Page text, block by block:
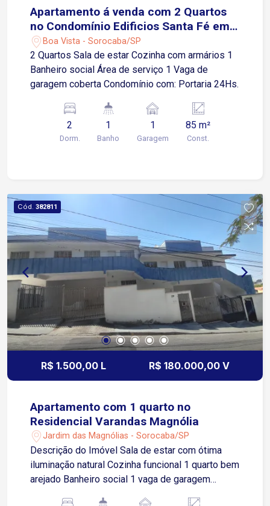
Apartamento á venda com 2 Quartos
no Condomínio Edificios Santa Fé em
Sorocaba -SP
Boa Vista - Sorocaba/SP
2 Quartos Sala de estar Cozinha com armários 1
Banheiro social Área de serviço 1 Vaga de
garagem coberta Condomínio com: Portaria 24Hs.
2
Dorm.
1
Banho
1
Garagem
85 m²
Const.
Cód. 382811
R$ 1.500,00 L R$ 180.000,00 V
Apartamento com 1 quarto no
Residencial Varandas Magnólia
Jardim das Magnólias - Sorocaba/SP
Descrição do Imóvel Sala de estar com ótima
iluminação natural Cozinha funcional 1 quarto bem
arejado Banheiro social 1 vaga de garagem